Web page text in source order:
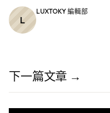
L
LUXTOKY 編輯部
下一篇文章 →